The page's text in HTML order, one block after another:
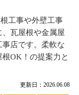
更新日：2026.06.08
工事や外壁工事
瓦屋根や金属屋
店です。柔軟な
OK！の提案力と